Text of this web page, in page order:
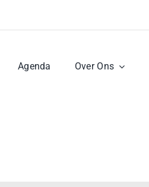
Agenda Over Ons